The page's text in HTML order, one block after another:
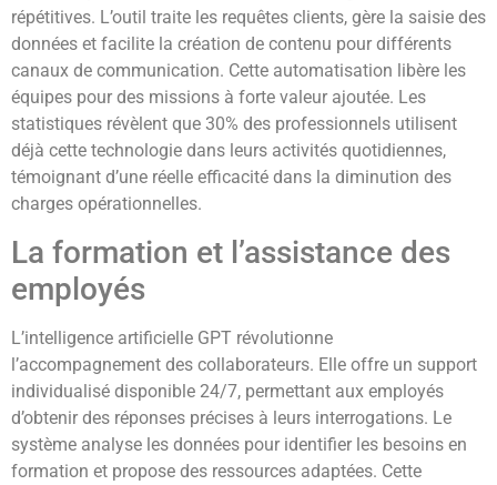
répétitives. L’outil traite les requêtes clients, gère la saisie des
données et facilite la création de contenu pour différents
canaux de communication. Cette automatisation libère les
équipes pour des missions à forte valeur ajoutée. Les
statistiques révèlent que 30% des professionnels utilisent
déjà cette technologie dans leurs activités quotidiennes,
témoignant d’une réelle efficacité dans la diminution des
charges opérationnelles.
La formation et l’assistance des
employés
L’intelligence artificielle GPT révolutionne
l’accompagnement des collaborateurs. Elle offre un support
individualisé disponible 24/7, permettant aux employés
d’obtenir des réponses précises à leurs interrogations. Le
système analyse les données pour identifier les besoins en
formation et propose des ressources adaptées. Cette